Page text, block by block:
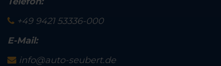
+49 9421 53336-000
E-Mail:
info@auto-seubert.de